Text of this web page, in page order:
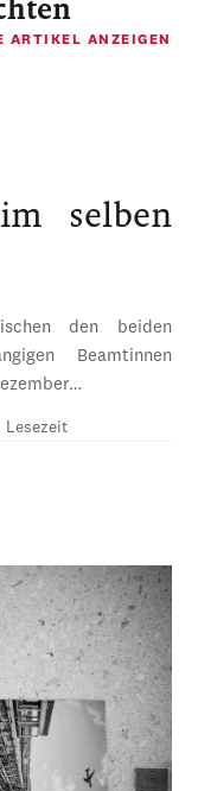
ARTIKEL ANZEIGEN
selben
den beiden
Beamtinnen
Lesezeit